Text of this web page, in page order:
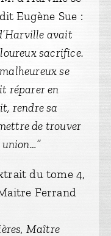
Eugène Sue :
avait
sacrifice.
se
réparer en
rendre sa
de trouver
du tome 4,
Ferrand
Maître